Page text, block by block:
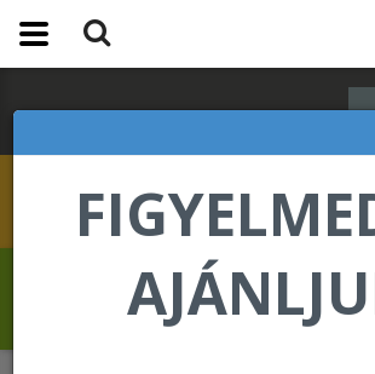
Revelat Jean Baptiste
Forever Living internetes